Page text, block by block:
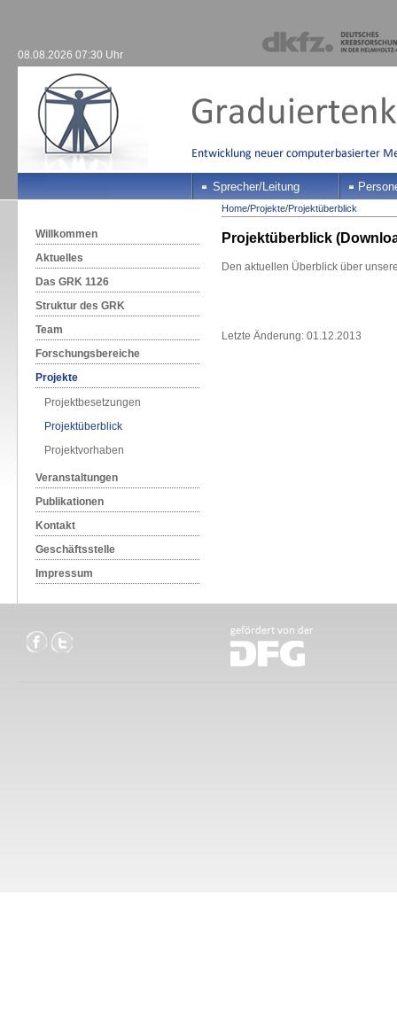
08.08.2026 07:30 Uhr
Sprecher/Leitung
Willkommen
Aktuelles
Das GRK 1126
Struktur des GRK
Team
Forschungsbereiche
Projekte
Projektbesetzungen
Projektüberblick
Projektvorhaben
Veranstaltungen
Publikationen
Kontakt
Geschäftsstelle
Impressum
Home/Projekte/Projektüberblick
Projektüberblick
Den aktuellen Überblick über
Letzte Änderung: 01.12.2013